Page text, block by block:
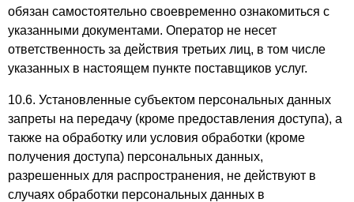
обязан самостоятельно своевременно ознакомиться с
указанными документами. Оператор не несет
ответственность за действия третьих лиц, в том числе
указанных в настоящем пункте поставщиков услуг.
10.6. Установленные субъектом персональных данных
запреты на передачу (кроме предоставления доступа), а
также на обработку или условия обработки (кроме
получения доступа) персональных данных,
разрешенных для распространения, не действуют в
случаях обработки персональных данных в